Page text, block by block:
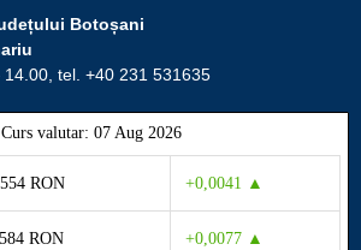
Botoșani
tel. +40 231 531635
Curs valutar: 07 Aug 2026
RON +0,0041 ▲
RON +0,0077 ▲